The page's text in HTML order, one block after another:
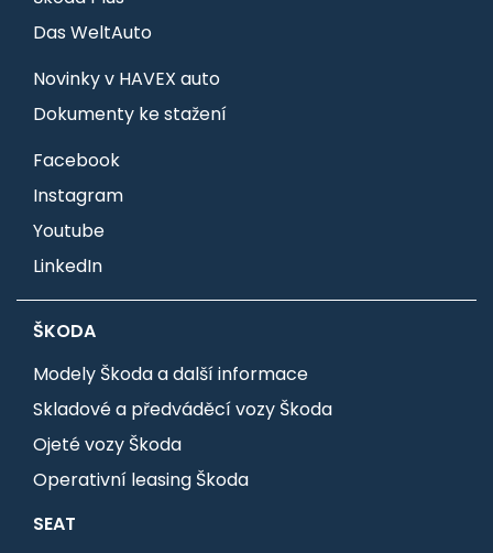
Das WeltAuto
Novinky v HAVEX auto
Dokumenty ke stažení
Facebook
Instagram
Youtube
LinkedIn
ŠKODA
Modely Škoda a další informace
Skladové a předváděcí vozy Škoda
Ojeté vozy Škoda
Operativní leasing Škoda
SEAT